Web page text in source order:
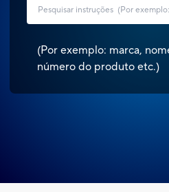
(Por exemplo: marca,
número do produto etc.)